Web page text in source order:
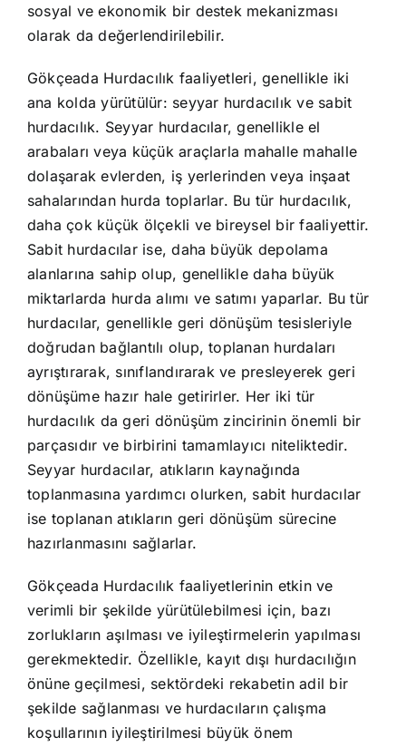
sosyal ve ekonomik bir destek mekanizması
olarak da değerlendirilebilir.
Gökçeada Hurdacılık faaliyetleri, genellikle iki
ana kolda yürütülür: seyyar hurdacılık ve sabit
hurdacılık. Seyyar hurdacılar, genellikle el
arabaları veya küçük araçlarla mahalle mahalle
dolaşarak evlerden, iş yerlerinden veya inşaat
sahalarından hurda toplarlar. Bu tür hurdacılık,
daha çok küçük ölçekli ve bireysel bir faaliyettir.
Sabit hurdacılar ise, daha büyük depolama
alanlarına sahip olup, genellikle daha büyük
miktarlarda hurda alımı ve satımı yaparlar. Bu tür
hurdacılar, genellikle geri dönüşüm tesisleriyle
doğrudan bağlantılı olup, toplanan hurdaları
ayrıştırarak, sınıflandırarak ve presleyerek geri
dönüşüme hazır hale getirirler. Her iki tür
hurdacılık da geri dönüşüm zincirinin önemli bir
parçasıdır ve birbirini tamamlayıcı niteliktedir.
Seyyar hurdacılar, atıkların kaynağında
toplanmasına yardımcı olurken, sabit hurdacılar
ise toplanan atıkların geri dönüşüm sürecine
hazırlanmasını sağlarlar.
Gökçeada Hurdacılık faaliyetlerinin etkin ve
verimli bir şekilde yürütülebilmesi için, bazı
zorlukların aşılması ve iyileştirmelerin yapılması
gerekmektedir. Özellikle, kayıt dışı hurdacılığın
önüne geçilmesi, sektördeki rekabetin adil bir
şekilde sağlanması ve hurdacıların çalışma
koşullarının iyileştirilmesi büyük önem